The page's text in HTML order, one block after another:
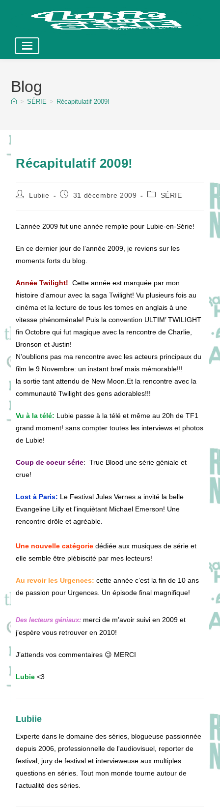
contentBlog
> SÉRIE > Récapitulatif 2009!
Récapitulatif 2009!
Auteur/autrice
Lubiie
Publication
31 décembre 2009
PostSÉRIE
L’année 2009 fut une année remplie pour Lubie-en-Série!
En ce dernier jour de l’année 2009, je reviens sur les
moments forts du blog.
Année Twilight! Cette année est marquée par mon
histoire d’amour avec la saga Twilight! Vu plusieurs fois au
cinéma et la lecture de tous les tomes en anglais à une
vitesse phénoménale! Puis la convention ULTIM’ TWILIGHT
fin Octobre qui fut magique avec la rencontre de Charlie,
Bronson et Justin!
N’oublions pas ma rencontre avec les acteurs principaux du
film le 9 Novembre: un instant bref mais mémorable!!!
la sortie tant attendu de New Moon.Et la rencontre avec la
communauté Twilight des gens adorables!!!
Vu à la télé: Lubie passe à la télé et même au 20h de TF1
grand moment! sans compter toutes les interviews et photos
de Lubie!
Coup de coeur série: True Blood une série géniale et
crue!
Lost à Paris: Le Festival Jules Vernes a invité la belle
Evangeline Lilly et l’inquiètant Michael Emerson! Une
rencontre drôle et agréable.
Une nouvelle catégorie dédiée aux musiques de série et
elle semble être plébiscité par mes lecteurs!
Au revoir les Urgences: cette année c’est la fin de 10 ans
de passion pour Urgences. Un épisode final magnifique!
Des lecteurs géniaux: merci de m’avoir suivi en 2009 et
j’espère vous retrouver en 2010!
J’attends vos commentaires 😉 MERCI
Lubie <3
Lubiie
Experte dans le domaine des séries, blogueuse passionnée
depuis 2006, professionnelle de l'audiovisuel, reporter de
festival, jury de festival et intervieweuse aux multiples
questions en séries. Tout mon monde tourne autour de
l'actualité des séries.